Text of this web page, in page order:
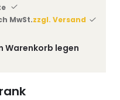
MwSt.zzgl. Versand
Warenkorb legen